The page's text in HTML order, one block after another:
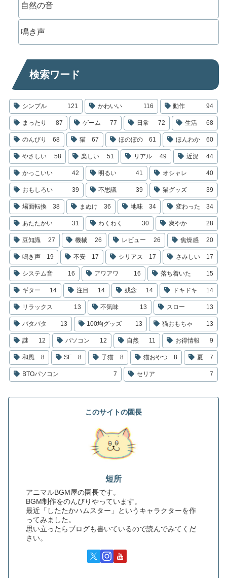
自然の音
鳴き声
検索ワード
シンプル 121 かわいい 116 動作 94
まったり 87 ゲーム 77 日常 72 生活 68
のんびり 68 猫 67 ほのぼの 61 ほんわか 60
やさしい 58 楽しい 51 リアル 49 近況 44
かっこいい 42 明るい 41 オシャレ 40
おもしろい 39 不思議 39 猫グッズ 39
場面転換 38 まぬけ 36 地味 34 変わった 34
あたたかい 31 わくわく 30 爽やか 28
豆知識 27 機械 26 レビュー 26 焦燥感 20
鳴き声 19 不安 17 シリアス 17 さみしい 17
システム音 16 アワアワ 16 落ち着いた 15
ギター 14 注目 14 残念 14 ドキドキ 14
リラックス 13 不気味 13 スロー 13
バタバタ 13 100均グッズ 13 猫おもちゃ 13
謎 12 パソコン 12 自然 11 お得情報 9
和風 8 SF 8 子猫 8 猫おやつ 8 夏 7
BTOパソコン 7 セリア 7
このサイトの園長
短所
アニマルBGM屋の園長です。
BGM制作をのんびりやっています。
最近「したたかハムスター」というキャラクターを作
ってみました。
思い立ったらブログも書いているので読んでみてくだ
さい。